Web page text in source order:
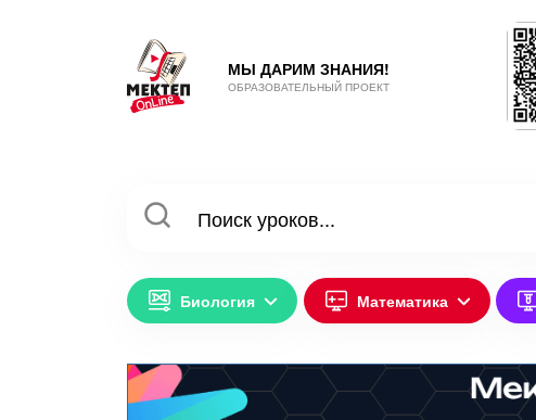
МЫ ДАРИМ ЗНАНИЯ!
ОБРАЗОВАТЕЛЬНЫЙ ПРОЕКТ
Биология Математика